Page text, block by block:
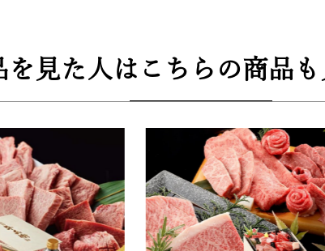
、岩塩、岩塩おろし金
を見た人はこちらの商品も